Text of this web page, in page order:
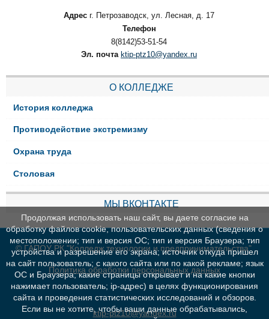
Адрес г. Петрозаводск, ул. Лесная, д. 17
Телефон
8(8142)53-51-54
Эл. почта ktip-ptz10@yandex.ru
О КОЛЛЕДЖЕ
История колледжа
Противодействие экстремизму
Охрана труда
Столовая
МЫ ВКОНТАКТЕ
© ГАПОУ РК "Колледж технологии и предпринимательства"
Политика обработки персональных данных
ktip-ptz10@yandex.ru
Продолжая использовать наш сайт, вы даете согласие на
обработку файлов cookie, пользовательских данных (сведения о
местоположении; тип и версия ОС; тип и версия Браузера; тип
устройства и разрешение его экрана; источник откуда пришел
на сайт пользователь; с какого сайта или по какой рекламе; язык
ОС и Браузера; какие страницы открывает и на какие кнопки
нажимает пользователь; ip-адрес) в целях функционирования
сайта и проведения статистических исследований и обзоров.
Если вы не хотите, чтобы ваши данные обрабатывались,